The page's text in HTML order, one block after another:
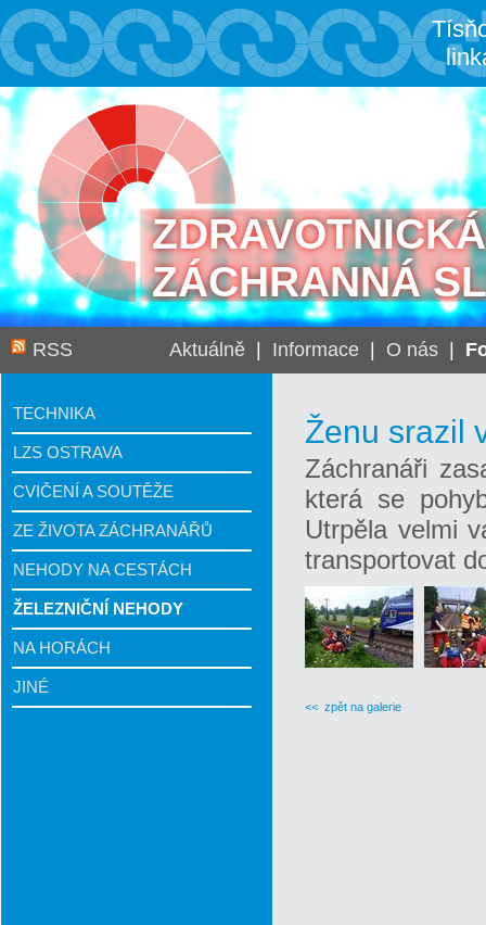
ZDRAVOTNICKÁ
ZÁCHRANNÁ
RSS Aktuálně| Informace| O nás|
TECHNIKA
LZS OSTRAVA
CVIČENÍ A SOUTĚŽE
ZE ŽIVOTA ZÁCHRANÁŘŮ
NEHODY NA CESTÁCH
ŽELEZNIČNÍ NEHODY
NA HORÁCH
JINÉ
Ženu srazil
Záchranáři
která se
Utrpěla velmi
transportovat
<< zpět na galerie